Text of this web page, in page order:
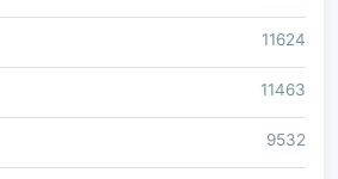
11624
11463
9532